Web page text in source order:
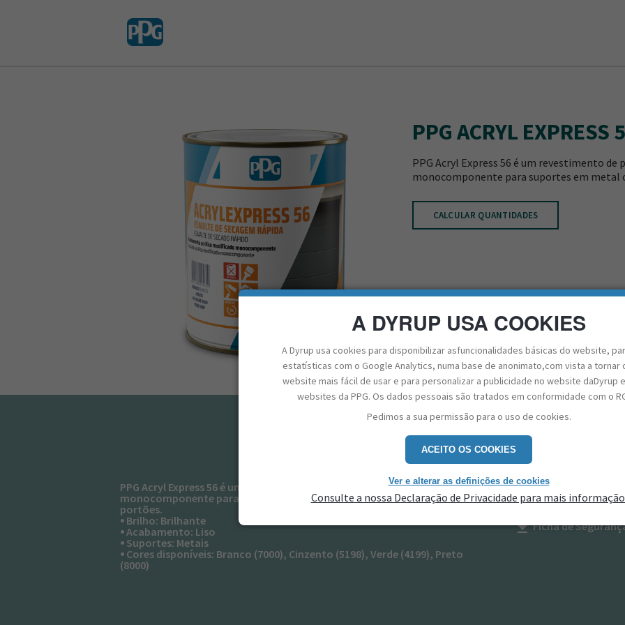
PPG ACRYL EXPRESS
PPG Acryl Express 56 é um revestimento
monocomponente para suportes em metal
CALCULAR QUANTIDADES
PPG ACRYL EXPRESS 56
PPG Acryl Express 56 é um revestimento de poliéster uretanado
monocomponente para suportes em metal como gradeamentos e
portões.
⦁ Brilho: Brilhante
⦁ Acabamento: Liso
⦁ Suportes: Metais
⦁ Cores disponíveis: Branco (7000), Cinzento (5198), Verde (4199), Preto
(8000)
get_appFicha Técnica
get_appFicha de
A DYRUP USA COOKIES
A Dyrup usa cookies para disponibilizar asfuncionalidades básicas do website,
estatísticas com o Google Analytics, numa base de anonimato,com vista a tornar
website mais fácil de usar e para personalizar a publicidade no website daDyrup
websites da PPG. Os dados pessoais são tratados em conformidade com o
Pedimos a sua permissão para o uso de cookies.
ACEITO OS COOKIES
Ver e alterar as definições de cookies
Consulte a nossa Declaração de Privacidade para mais